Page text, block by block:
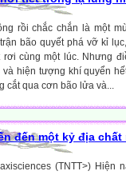
rồi chắc chắn là một
bão quyết phá vỡ kỉ
rơi cùng một lúc. Nhưng
hiện tượng khí quyển
cắt qua cơn bão lửa và...
đến một kỷ địa chất
(TNTT>) Hiện